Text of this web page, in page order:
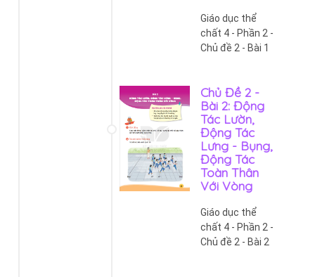
Giáo dục thể
chất 4 - Phần 2 -
Chủ đề 2 - Bài 1
Chủ Đề 2 -
Bài 2: Động
Tác Lườn,
Động Tác
Lưng - Bụng,
Động Tác
Toàn Thân
Với Vòng
Giáo dục thể
chất 4 - Phần 2 -
Chủ đề 2 - Bài 2